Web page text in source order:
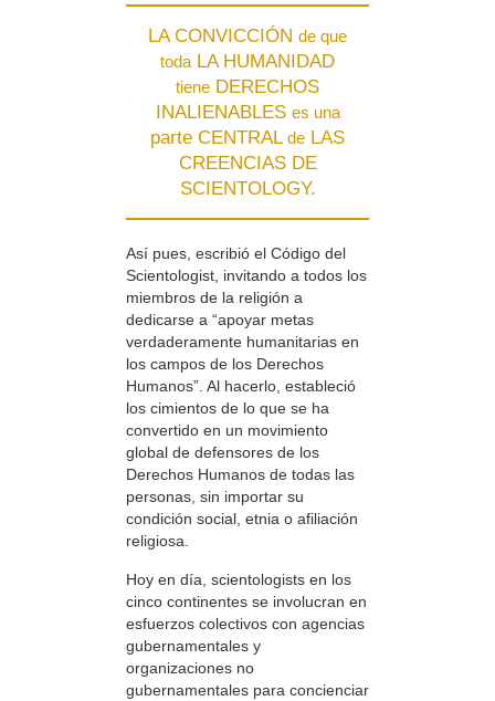
LA CONVICCIÓN de que
todaLA HUMANIDAD
tiene DERECHOS
INALIENABLES es una
parte CENTRAL de LAS
CREENCIAS DE
SCIENTOLOGY.
Así pues, escribió el Código del
Scientologist, invitando a todos los
miembros de la religión a
dedicarse a “apoyar metas
verdaderamente humanitarias en
los campos de los Derechos
Humanos”. Al hacerlo, estableció
los cimientos de lo que se ha
convertido en un movimiento
global de defensores de los
Derechos Humanos de todas las
personas, sin importar su
condición social, etnia o afiliación
religiosa.
Hoy en día, scientologists en los
cinco continentes se involucran en
esfuerzos colectivos con agencias
gubernamentales y
organizaciones no
gubernamentales para concienciar